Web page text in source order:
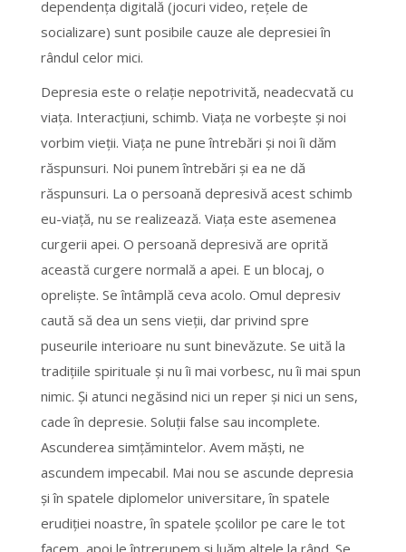
dependenţa digitală (jocuri video, reţele de
socializare) sunt posibile cauze ale depresiei în
rândul celor mici.
Depresia este o relaţie nepotrivită, neadecvată cu
viaţa. Interacţiuni, schimb. Viaţa ne vorbeşte şi noi
vorbim vieţii. Viaţa ne pune întrebări şi noi îi dăm
răspunsuri. Noi punem întrebări şi ea ne dă
răspunsuri. La o persoană depresivă acest schimb
eu-viaţă, nu se realizează. Viaţa este asemenea
curgerii apei. O persoană depresivă are oprită
această curgere normală a apei. E un blocaj, o
oprelişte. Se întâmplă ceva acolo. Omul depresiv
caută să dea un sens vieţii, dar privind spre
puseurile interioare nu sunt binevăzute. Se uită la
tradiţiile spirituale şi nu îi mai vorbesc, nu îi mai spun
nimic. Şi atunci negăsind nici un reper şi nici un sens,
cade în depresie. Soluţii false sau incomplete.
Ascunderea simţămintelor. Avem măşti, ne
ascundem impecabil. Mai nou se ascunde depresia
şi în spatele diplomelor universitare, în spatele
erudiţiei noastre, în spatele şcolilor pe care le tot
facem, apoi le întrerupem şi luăm altele la rând. Se